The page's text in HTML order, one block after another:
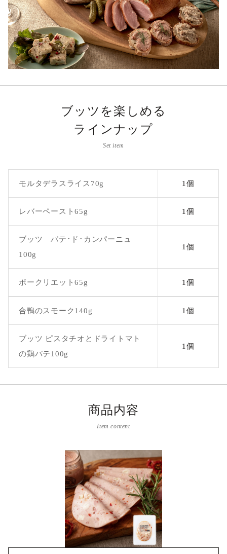
ブッツを楽しめる
ラインナップ
Set item
モルタデラスライス70g 1個
レバーペースト65g 1個
ブッツ パテ･ド･カンパーニュ
100g
1個
ポークリエット65g 1個
合鴨のスモーク140g 1個
ブッツ ピスタチオとドライトマト
の鶏パテ100g
1個
商品内容
Item content